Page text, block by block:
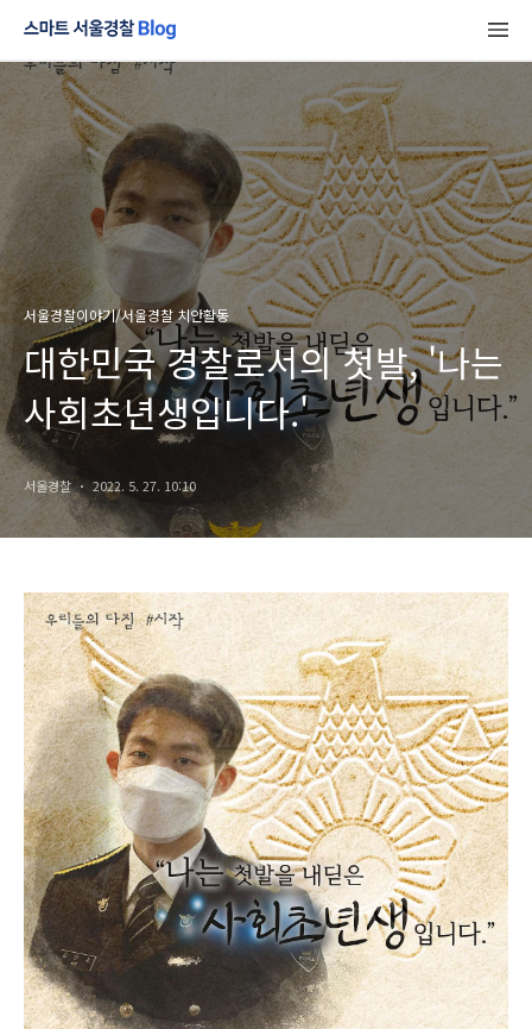
서울경찰이야기/서울경찰 치안활동
대한민국 경찰로서의 첫발, '나는
사회초년생입니다.'
서울경찰 2022. 5. 27. 10:10